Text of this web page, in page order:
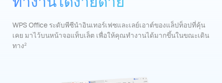
WPS Office ระดับพีซีนําอินเทอร์เฟซและเลย์เอาต์ของแล็ปท็อปที่คุ้น
เคย มาไว้บนหน้าจอแท็บเล็ต เพื่อให้คุณทํางานได้มากขึ้นในขณะเดิน
ทาง2